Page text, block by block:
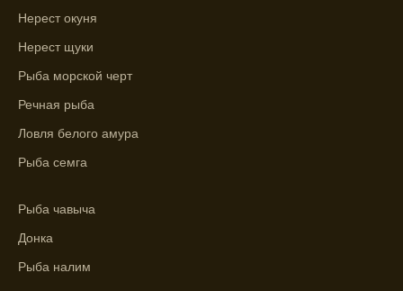
учетом прогноза клева.
Сезонная таблица активности рыбы
помогает планировать рыбалку в разные
месяцы.
Инструкция по подготовке к рыбалке
выбирать оптимальное время для рыбной
Нерест окуня
Нерест щуки
Рыба морской черт
Речная рыба
Ловля белого амура
Рыба семга
Рыба чавыча
Донка
Рыба налим